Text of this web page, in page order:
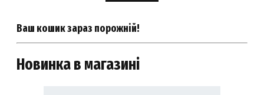
Ваш кошик зараз порожній!
Новинка в магазині